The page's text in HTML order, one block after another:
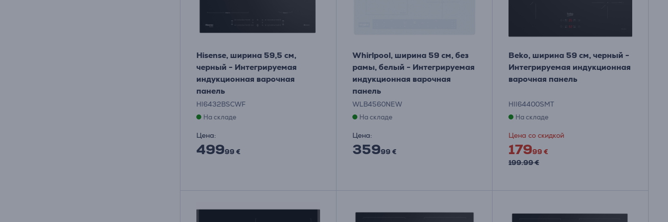
Hisense, ширина 59,5 см,
черный - Интегрируемая
индукционная варочная
панель
HI6432BSCWF
На складе
Цена:
49999 €
Whirlpool, ширина 59 см, без
рамы, белый - Интегрируемая
индукционная варочная
панель
WLB4560NEW
На складе
Цена:
35999 €
Beko, ширина 59 см, черный -
Интегрируемая индукционная
варочная панель
HII64400SMT
На складе
Цена со скидкой
17999 €
199.99 €